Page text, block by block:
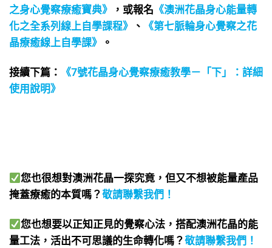
之身心覺察療癒寶典》 ，或報名 《澳洲花晶身心能量轉
化之全系列線上自學課程》 、 《第七脈輪身心覺察之花
晶療癒線上自學課》 。
接續下篇：
《7號花晶身心覺察療癒教學－「下」：詳細
使用說明》
您也很想對澳洲花晶一探究竟，但又不想被能量產品
掩蓋療癒的本質嗎？敬請聯繫我們 ！
您也想要以正知正見的覺察心法，搭配澳洲花晶的能
量工法，活出不可思議的生命轉化嗎？敬請聯繫我們 ！